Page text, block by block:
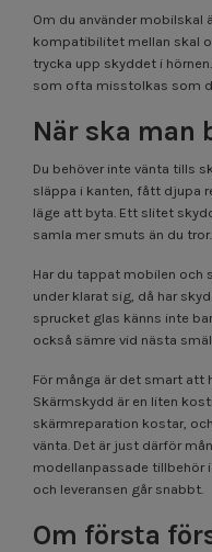
Om du använder mobilskal
kompatibilitet mellan skal
trycka upp skyddet i
som ofta misstolkas som
När ska man
Du behöver inte vänta tills
släppa i kanten, fått djupa
läge att byta. Ett slitet
samla mer smuts än du tror.
Har du tappat mobilen och
under klarat sig, då har
sprucket glas känns inte
också sämre vid nästa
För många är det smart att
Skärmskydd är en liten
skärmreparation kostar,
vänta. Det är just därför
modellanpassade tillbehör
och leveransen går snabbt.
Om första